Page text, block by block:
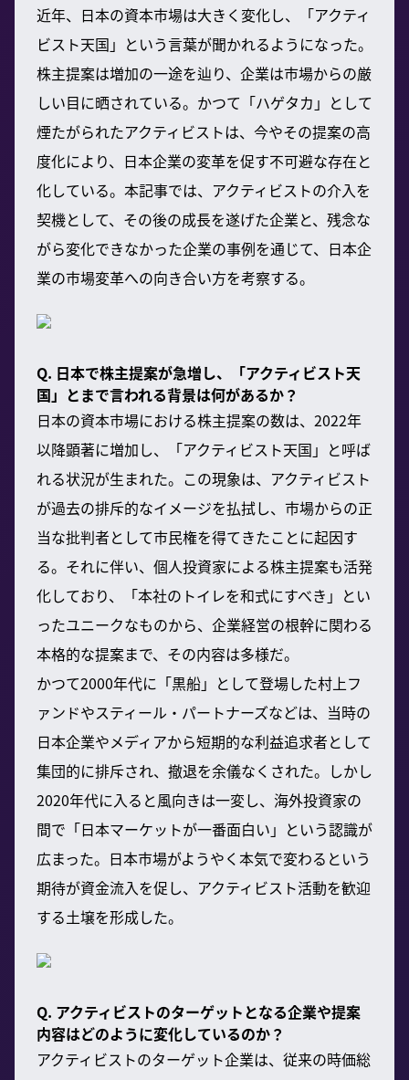
近年、日本の資本市場は大きく変化し、「アクティ
ビスト天国」という言葉が聞かれるようになった。
株主提案は増加の一途を辿り、企業は市場からの厳
しい目に晒されている。かつて「ハゲタカ」として
煙たがられたアクティビストは、今やその提案の高
度化により、日本企業の変革を促す不可避な存在と
化している。本記事では、アクティビストの介入を
契機として、その後の成長を遂げた企業と、残念な
がら変化できなかった企業の事例を通じて、日本企
業の市場変革への向き合い方を考察する。
Q. 日本で株主提案が急増し、「アクティビスト天
国」とまで言われる背景は何があるか？
日本の資本市場における株主提案の数は、2022年
以降顕著に増加し、「アクティビスト天国」と呼ば
れる状況が生まれた。この現象は、アクティビスト
が過去の排斥的なイメージを払拭し、市場からの正
当な批判者として市民権を得てきたことに起因す
る。それに伴い、個人投資家による株主提案も活発
化しており、「本社のトイレを和式にすべき」とい
ったユニークなものから、企業経営の根幹に関わる
本格的な提案まで、その内容は多様だ。
かつて2000年代に「黒船」として登場した村上フ
ァンドやスティール・パートナーズなどは、当時の
日本企業やメディアから短期的な利益追求者として
集団的に排斥され、撤退を余儀なくされた。しかし
2020年代に入ると風向きは一変し、海外投資家の
間で「日本マーケットが一番面白い」という認識が
広まった。日本市場がようやく本気で変わるという
期待が資金流入を促し、アクティビスト活動を歓迎
する土壌を形成した。
Q. アクティビストのターゲットとなる企業や提案
内容はどのように変化しているのか？
アクティビストのターゲット企業は、従来の時価総